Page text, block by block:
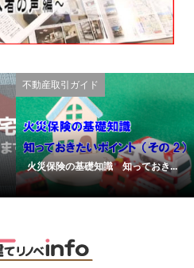
不動産取引ガイド
火災保険の基礎知識 知っておき...